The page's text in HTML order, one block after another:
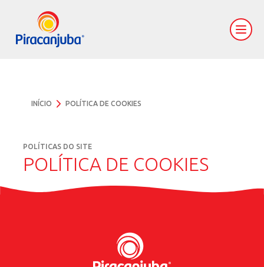
INÍCIO POLÍTICA DE COOKIES
POLÍTICAS DO SITE
POLÍTICA DE COOKIES